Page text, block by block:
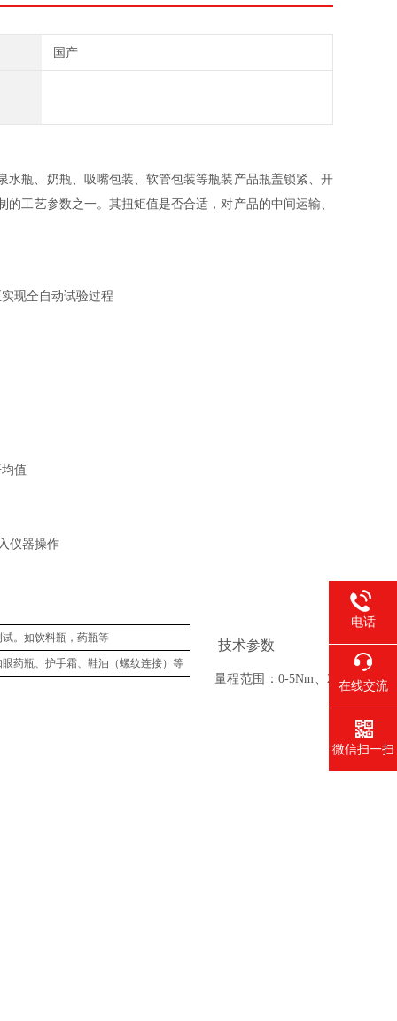
国产
水瓶、奶瓶、吸嘴包装、软管包装等瓶装产品瓶盖锁紧、开
工艺参数之一。其扭矩值是否合适，对产品的中间运输、
现全自动试验过程
值
仪器操作
。如饮料瓶，药瓶等
药瓶、护手霜、鞋油（螺纹连接）等
技术参数
量程范围：0-5Nm、2
电话
在线交流
微信扫一扫